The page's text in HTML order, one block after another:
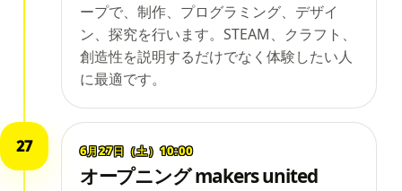
ープで、制作、プログラミング、デザイ
ン、探究を行います。STEAM、クラフト、
創造性を説明するだけでなく体験したい人
に最適です。
27 6月27日（土）10:00
オープニング makers united